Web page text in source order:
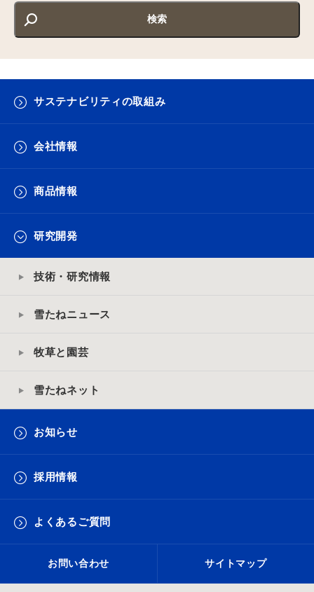
サステナビリティの取組み
会社情報
商品情報
研究開発
技術・研究情報
雪たねニュース
牧草と園芸
雪たねネット
お知らせ
採用情報
よくあるご質問
お問い合わせ サイトマップ